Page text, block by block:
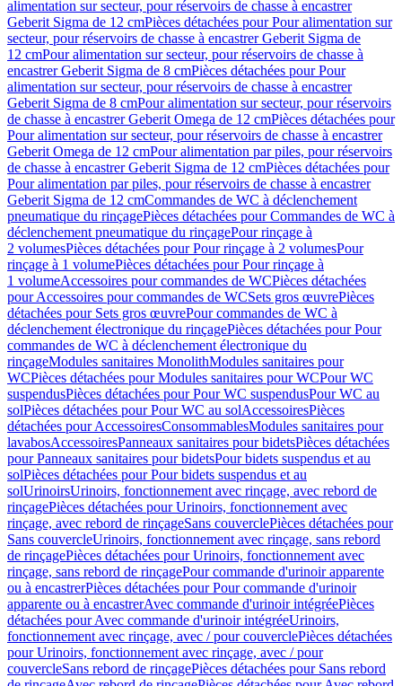
alimentation sur secteur, pour réservoirs de chasse à encastrer
Geberit Sigma de 12 cmPièces détachées pour Pour alimentation sur
secteur, pour réservoirs de chasse à encastrer Geberit Sigma de
12 cmPour alimentation sur secteur, pour réservoirs de chasse à
encastrer Geberit Sigma de 8 cmPièces détachées pour Pour
alimentation sur secteur, pour réservoirs de chasse à encastrer
Geberit Sigma de 8 cmPour alimentation sur secteur, pour réservoirs
de chasse à encastrer Geberit Omega de 12 cmPièces détachées pour
Pour alimentation sur secteur, pour réservoirs de chasse à encastrer
Geberit Omega de 12 cmPour alimentation par piles, pour réservoirs
de chasse à encastrer Geberit Sigma de 12 cmPièces détachées pour
Pour alimentation par piles, pour réservoirs de chasse à encastrer
Geberit Sigma de 12 cmCommandes de WC à déclenchement
pneumatique du rinçagePièces détachées pour Commandes de WC à
déclenchement pneumatique du rinçagePour rinçage à
2 volumesPièces détachées pour Pour rinçage à 2 volumesPour
rinçage à 1 volumePièces détachées pour Pour rinçage à
1 volumeAccessoires pour commandes de WCPièces détachées
pour Accessoires pour commandes de WCSets gros œuvrePièces
détachées pour Sets gros œuvrePour commandes de WC à
déclenchement électronique du rinçagePièces détachées pour Pour
commandes de WC à déclenchement électronique du
rinçageModules sanitaires MonolithModules sanitaires pour
WCPièces détachées pour Modules sanitaires pour WCPour WC
suspendusPièces détachées pour Pour WC suspendusPour WC au
solPièces détachées pour Pour WC au solAccessoiresPièces
détachées pour AccessoiresConsommablesModules sanitaires pour
lavabosAccessoiresPanneaux sanitaires pour bidetsPièces détachées
pour Panneaux sanitaires pour bidetsPour bidets suspendus et au
solPièces détachées pour Pour bidets suspendus et au
solUrinoirsUrinoirs, fonctionnement avec rinçage, avec rebord de
rinçagePièces détachées pour Urinoirs, fonctionnement avec
rinçage, avec rebord de rinçageSans couverclePièces détachées pour
Sans couvercleUrinoirs, fonctionnement avec rinçage, sans rebord
de rinçagePièces détachées pour Urinoirs, fonctionnement avec
rinçage, sans rebord de rinçagePour commande d'urinoir apparente
ou à encastrerPièces détachées pour Pour commande d'urinoir
apparente ou à encastrerAvec commande d'urinoir intégréePièces
détachées pour Avec commande d'urinoir intégréeUrinoirs,
fonctionnement avec rinçage, avec / pour couverclePièces détachées
pour Urinoirs, fonctionnement avec rinçage, avec / pour
couvercleSans rebord de rinçagePièces détachées pour Sans rebord